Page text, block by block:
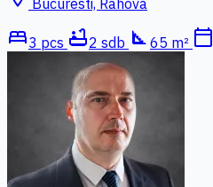
bed3 pcs bathtub2 sdb square_foot 65 m² calendar_today